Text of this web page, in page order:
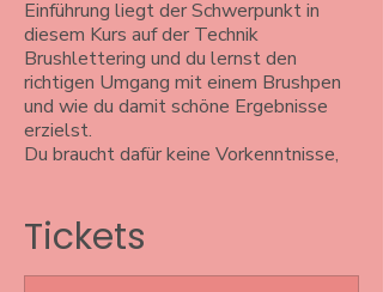
Einführung liegt der Schwerpunkt in
diesem Kurs auf der Technik
Brushlettering und du lernst den
richtigen Umgang mit einem Brushpen
und wie du damit schöne Ergebnisse
erzielst.
Du braucht dafür keine Vorkenntnisse,
gerne lettern möchtest. Aber keine
Angst, du wirst jede Menge
Inspirationen vor Ort finden, falls dir die
Tickets